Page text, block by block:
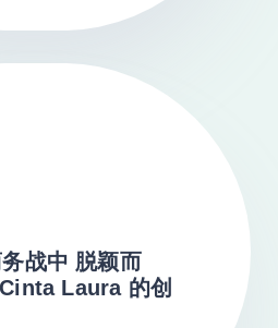
战中 脱颖而
Laura 的创